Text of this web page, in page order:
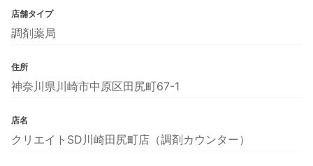
店舗タイプ
調剤薬局
住所
神奈川県川崎市中原区田尻町67-1
店名
クリエイトSD川崎田尻町店（調剤カウンター）